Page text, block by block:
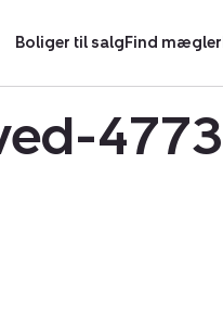
Boliger til salgFind mægler
4773